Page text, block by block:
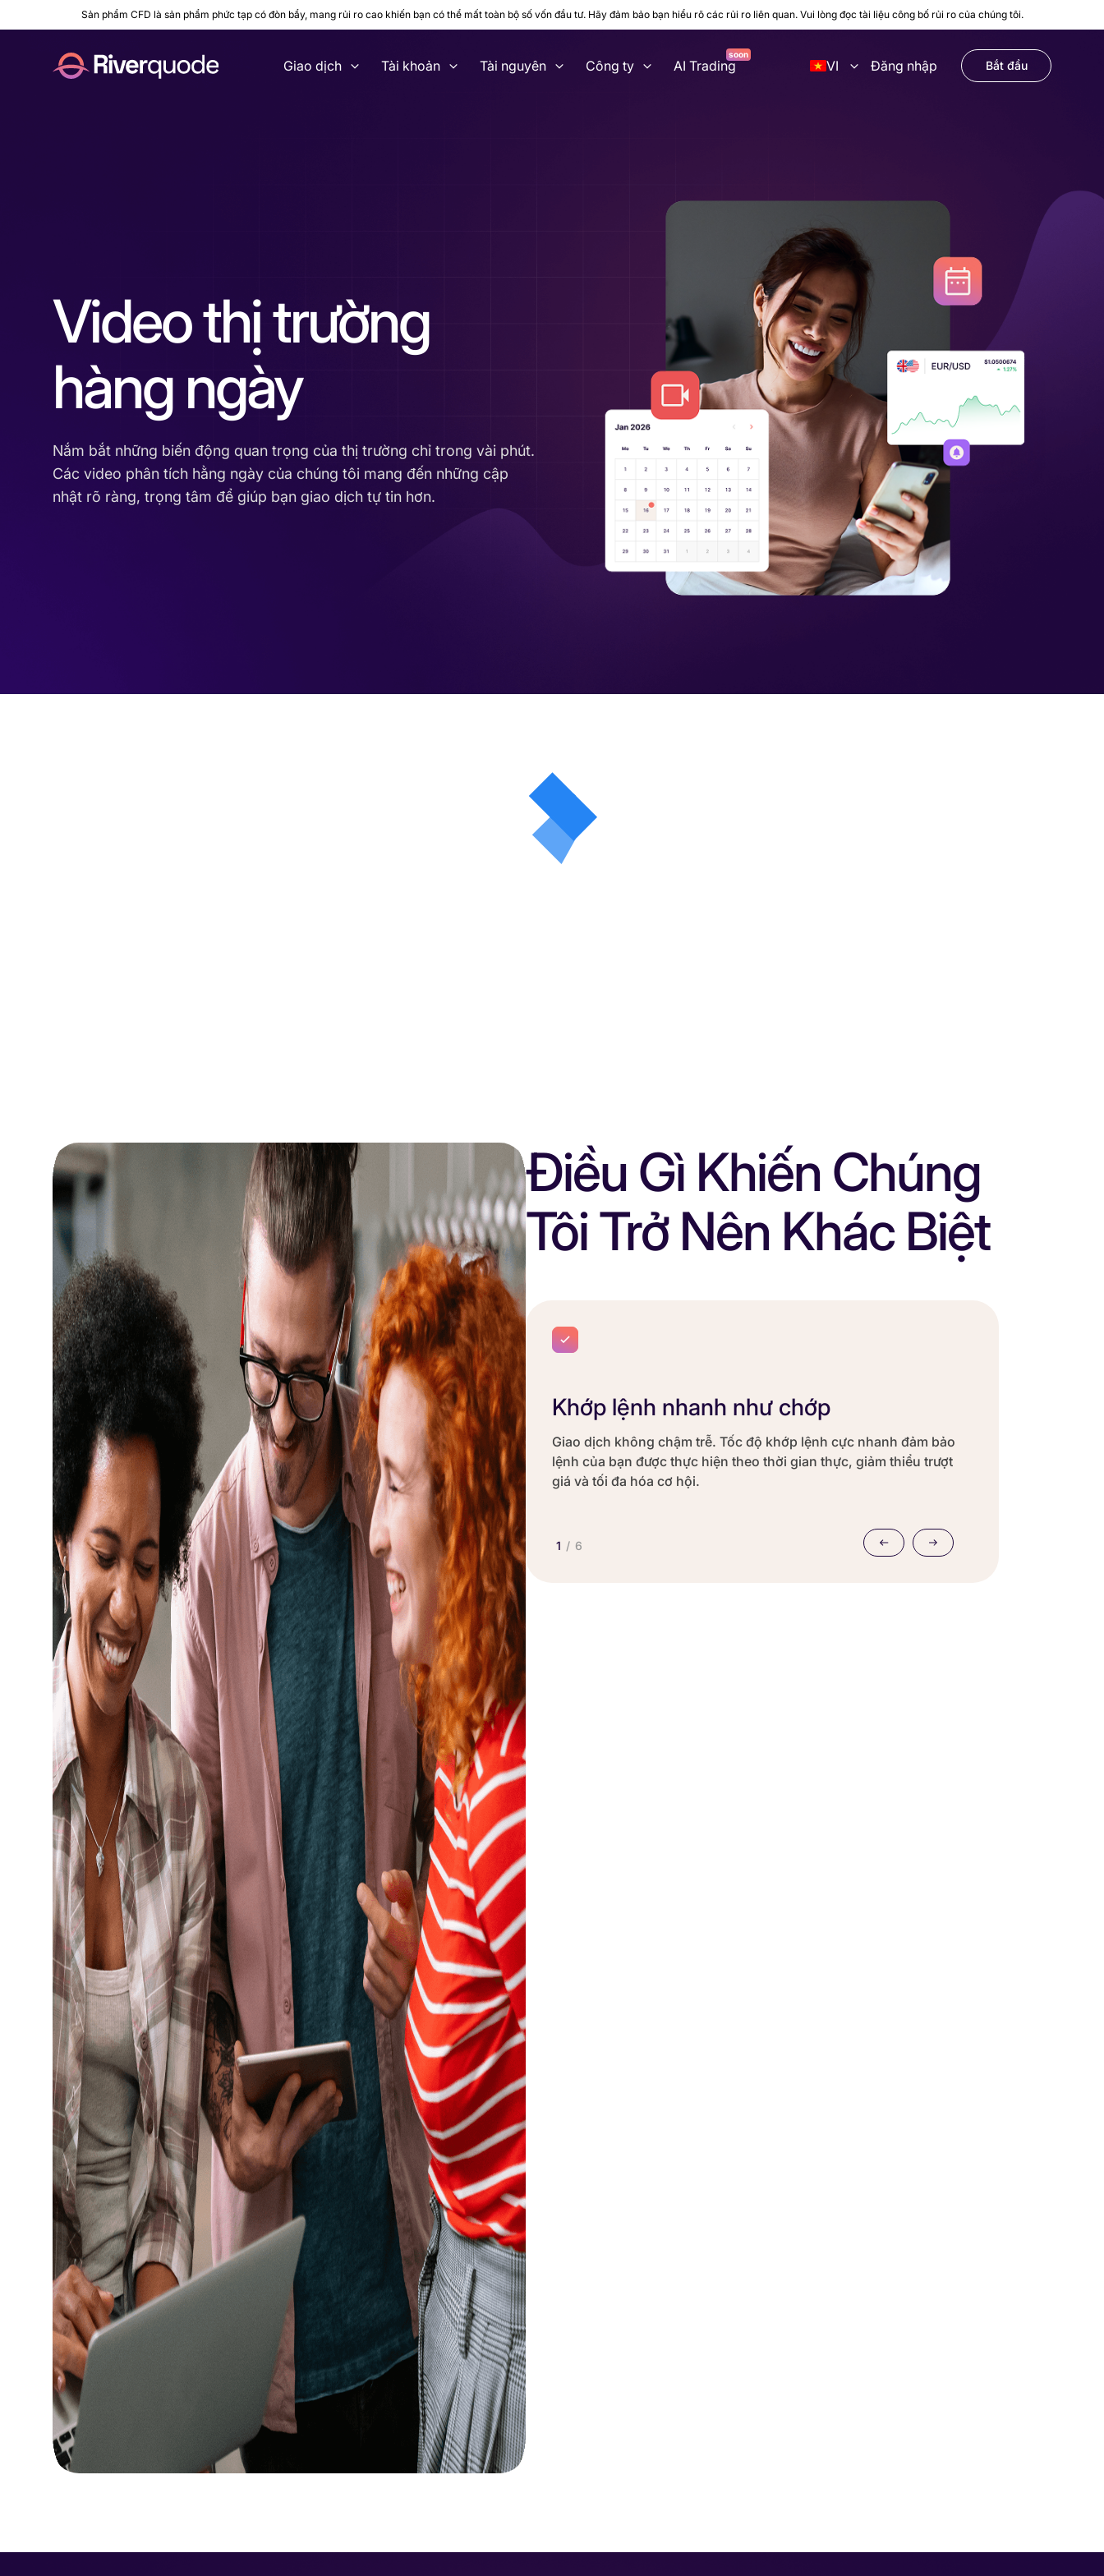
Sản phẩm CFD là sản phẩm phức tạp có đòn bẩy, mang rủi ro cao khiến bạn có thể mất toàn bộ số vốn đầu tư. Hãy đảm bảo bạn hiểu rõ các rủi ro liên quan. Vui lòng đọc tài liệu công bố rủi rocủa chúng tôi.
Giao dịch Tài khoản Tài nguyên Công ty AI Trading VI Đăng nhập Bắt đầu
Video thị trường
hàng ngày
Nắm bắt những biến động quan trọng của thị trường chỉ trong vài phút.
Các video phân tích hằng ngày của chúng tôi mang đến những cập
nhật rõ ràng, trọng tâm để giúp bạn giao dịch tự tin hơn.
Điều Gì Khiến Chúng
Tôi Trở Nên Khác Biệt
Khớp lệnh nhanh như chớp
Giao dịch không chậm trễ. Tốc độ khớp lệnh cực nhanh đảm bảo
lệnh của bạn được thực hiện theo thời gian thực, giảm thiểu trượt
giá và tối đa hóa cơ hội.
1 / 6
Cảm ơn bạn đã ghé thăm Riverquode
Riverquode không chấp nhận các nhà giao dịch từ quốc gia của bạn